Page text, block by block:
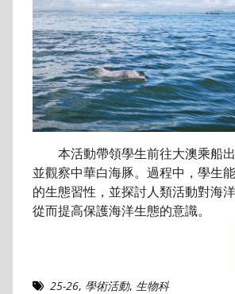
本活動帶領學生前往大澳乘船
並觀察中華白海豚。過程中，學生
的生態習性，並探討人類活動對海
從而提高保護海洋生態的意識。
25-26, 學術活動, 生物科